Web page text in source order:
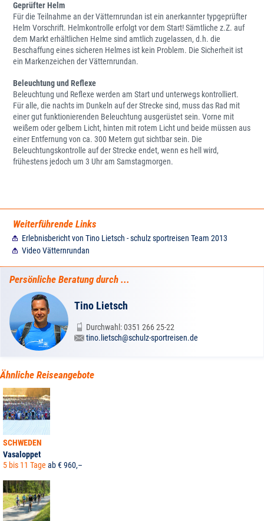
Geprüfter Helm
Für die Teilnahme an der Vätternrundan ist ein anerkannter typgeprüfter
Helm Vorschrift. Helmkontrolle erfolgt vor dem Start! Sämtliche z.Z. auf
dem Markt erhältlichen Helme sind amtlich zugelassen, d.h. die
Beschaffung eines sicheren Helmes ist kein Problem. Die Sicherheit ist
ein Markenzeichen der Vätternrundan.
Beleuchtung und Reflexe
Beleuchtung und Reflexe werden am Start und unterwegs kontrolliert.
Für alle, die nachts im Dunkeln auf der Strecke sind, muss das Rad mit
einer gut funktionierenden Beleuchtung ausgerüstet sein. Vorne mit
weißem oder gelbem Licht, hinten mit rotem Licht und beide müssen aus
einer Entfernung von ca. 300 Metern gut sichtbar sein. Die
Beleuchtungskontrolle auf der Strecke endet, wenn es hell wird,
frühestens jedoch um 3 Uhr am Samstagmorgen.
Weiterführende Links
Erlebnisbericht von Tino Lietsch - schulz sportreisen Team 2013
Video Vätternrundan
Persönliche Beratung durch ...
Tino Lietsch
Durchwahl: 0351 266 25-22
tino.lietsch@schulz-sportreisen.de
Ähnliche Reiseangebote
SCHWEDEN
Vasaloppet
5 bis 11 Tage ab € 960,–